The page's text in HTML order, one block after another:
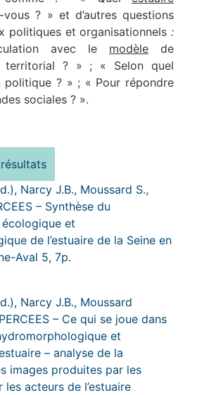
vous ? » et d’autres questions
politiques et organisationnels :
avec le modèle de
territorial ? » ; « Selon quel
politique ? » ; « Pour répondre
sociales ? ».
Narcy J.B., Moussard S.,
– Synthèse du
et
de l’estuaire de la Seine en
Aval 5, 7p.
Narcy J.B., Moussard
– Ce qui se joue dans
et
– analyse de la
images produites par les
acteurs de l’estuaire